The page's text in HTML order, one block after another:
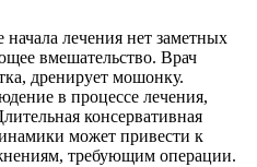
лечения нет заметных
вмешательство. Врач
дренирует мошонку.
в процессе лечения,
консервативная
может привести к
требующим операции.